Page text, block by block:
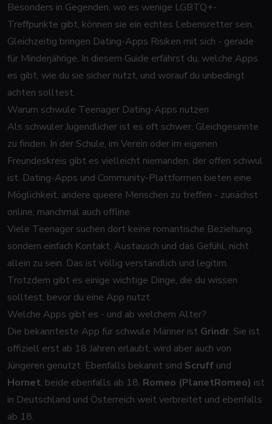
Besonders in Gegenden, wo es wenige LGBTQ+-
Treffpunkte gibt, können sie ein echtes Lebensretter sein.
Gleichzeitig bringen Dating-Apps Risiken mit sich - gerade
für Minderjährige. In diesem Guide erfährst du, welche Apps
es gibt, wie du sie sicher nutzt, und worauf du unbedingt
achten solltest.
Warum schwule Teenager Dating-Apps nutzen
Als schwuler Jugendlicher ist es oft schwer, Gleichgesinnte
zu finden. In der Schule, im Verein oder im eigenen
Freundeskreis gibt es vielleicht niemanden, der offen schwul
ist. Dating-Apps und Community-Plattformen bieten eine
Möglichkeit, andere queere Menschen zu treffen - zunächst
online, manchmal auch offline.
Viele Teenager suchen dort keine romantische Beziehung,
sondern einfach Kontakt, Austausch und das Gefühl, nicht
allein zu sein. Das ist völlig verständlich und legitim.
Trotzdem gibt es einige wichtige Dinge, die du wissen
solltest, bevor du eine App nutzt.
Welche Apps gibt es - und ab welchem Alter?
Die bekannteste App für schwule Männer ist Grindr. Sie ist
offiziell erst ab 18 Jahren erlaubt, wird aber auch von
Jüngeren genutzt. Ebenfalls bekannt sind Scruff und
Hornet, beide ebenfalls ab 18. Romeo (PlanetRomeo) ist
in Deutschland und Österreich weit verbreitet und ebenfalls
ab 18.